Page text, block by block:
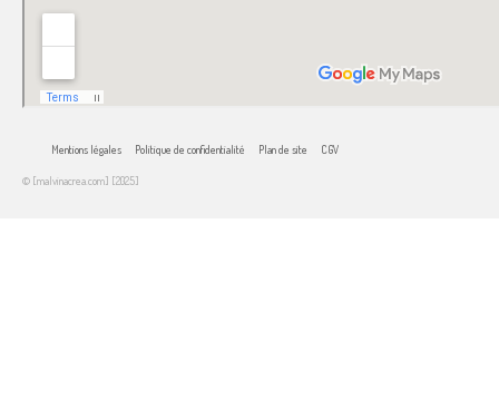
Mentions légales Politique de confidentialité Plan de site CGV
© [malvinacrea.com] [2025]